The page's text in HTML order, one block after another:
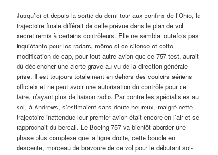
Jusqu’ici et depuis la sortie du demi-tour aux confins de l’Ohio, la
trajectoire finale différait de celle prévue dans le plan de vol
secret remis à certains contrôleurs. Elle ne sembla toutefois pas
inquiétante pour les radars, même si ce silence et cette
modification de cap, pour tout autre avion que ce 757 test, aurait
dû déclencher une alerte grave au vu de la direction générale
prise. Il est toujours totalement en dehors des couloirs aériens
officiels et ne peut avoir une autorisation du contrôle pour ce
faire, n’ayant plus de liaison radio. Par contre les spécialistes au
sol, à Andrews, s’estimaient sans doute heureux, malgré cette
trajectoire inattendue leur premier avion était encore en l’air et se
rapprochait du bercail. Le Boeing 757 va bientôt aborder une
phase plus complexe que la ligne droite, cette boucle en
descente, morceau de bravoure de ce vol pour le débutant soi-